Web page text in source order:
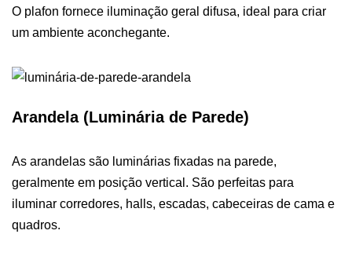
O plafon fornece iluminação geral difusa, ideal para criar
um ambiente aconchegante.
Arandela (Luminária de Parede)
As arandelas são luminárias fixadas na parede,
geralmente em posição vertical. São perfeitas para
iluminar corredores, halls, escadas, cabeceiras de cama e
quadros.